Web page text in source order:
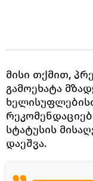
მისი თქმით,
გამოეხატა
სტატუსის
დაეშვა.